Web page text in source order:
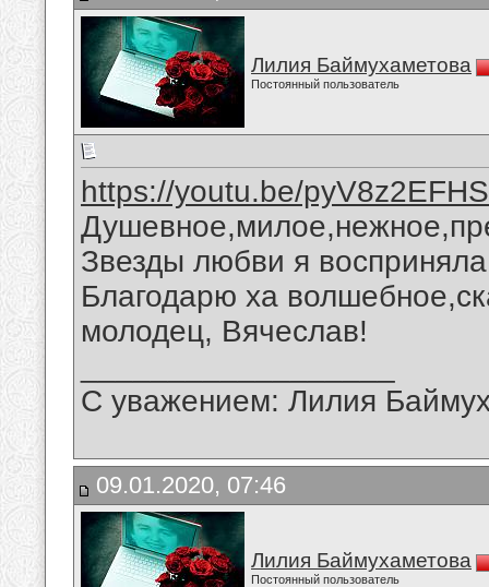
Лилия Баймухаметова
Постоянный пользователь
https://youtu.be/
Звезды любви я
Благодарю ха
молодец, Вячеслав!
С уважением: Лилия
09.01.2020, 07:46
Лилия Баймухаметова
Постоянный пользователь